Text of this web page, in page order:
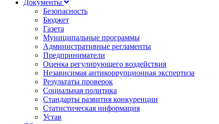
Документы
Безопасность
Бюджет
Газета
Муниципальные программы
Административные регламенты
Предприниматели
Оценка регулирующего воздействия
Независимая антикоррупционная экспертиза
Результаты проверок
Социальная политика
Стандарты развития конкуренции
Статистическая информация
Устав